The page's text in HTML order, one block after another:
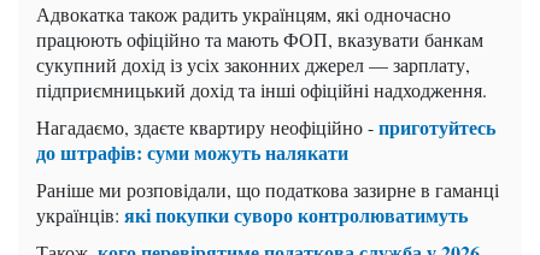
Адвокатка також радить українцям, які одночасно
працюють офіційно та мають ФОП, вказувати банкам
сукупний дохід із усіх законних джерел — зарплату,
підприємницький дохід та інші офіційні надходження.
Нагадаємо, здаєте квартиру неофіційно -приготуйтесь
до штрафів: суми можуть налякати
Раніше ми розповідали, що податкова зазирне в гаманці
українців: які покупки суворо контролюватимуть